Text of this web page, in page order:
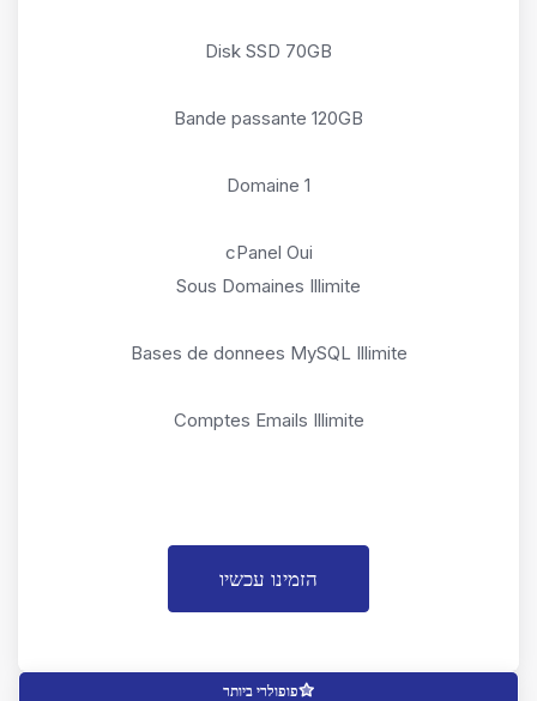
Disk SSD 70GB
Bande passante 120GB
1 Domaine
cPanel Oui
Sous Domaines Illimite
Bases de donnees MySQL Illimite
Comptes Emails Illimite
הזמינו עכשיו
פופולרי ביותר